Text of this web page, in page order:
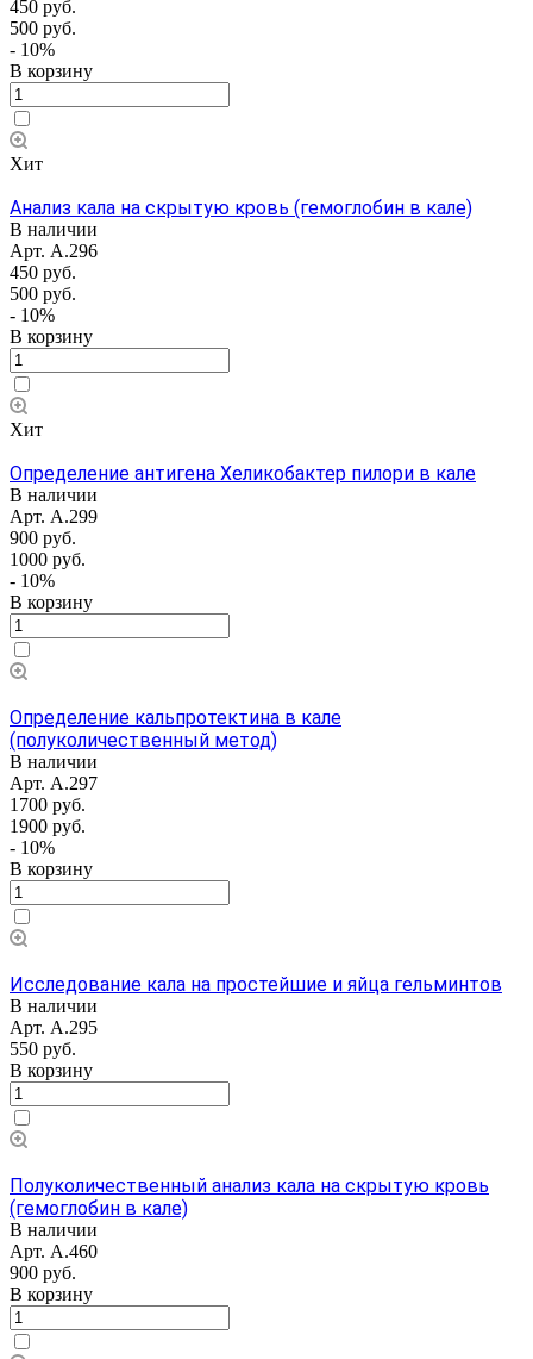
450 руб.
500 руб.
- 10%
В корзину
Хит
Анализ кала на скрытую кровь (гемоглобин в кале)
В наличии
Арт. А.296
450 руб.
500 руб.
- 10%
В корзину
Хит
Определение антигена Хеликобактер пилори в кале
В наличии
Арт. А.299
900 руб.
1000 руб.
- 10%
В корзину
Определение кальпротектина в кале
(полуколичественный метод)
В наличии
Арт. А.297
1700 руб.
1900 руб.
- 10%
В корзину
Исследование кала на простейшие и яйца гельминтов
В наличии
Арт. А.295
550 руб.
В корзину
Полуколичественный анализ кала на скрытую кровь
(гемоглобин в кале)
В наличии
Арт. А.460
900 руб.
В корзину